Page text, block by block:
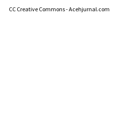
CC Creative Commons - Acehjurnal.com